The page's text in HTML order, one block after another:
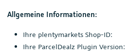
Allgemeine Informationen:
Ihre plentymarkets Shop-ID:
Ihre ParcelDealz Plugin Version: